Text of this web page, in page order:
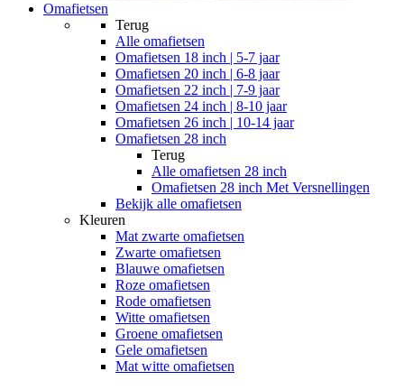
Omafietsen
Terug
Alle omafietsen
Omafietsen 18 inch | 5-7 jaar
Omafietsen 20 inch | 6-8 jaar
Omafietsen 22 inch | 7-9 jaar
Omafietsen 24 inch | 8-10 jaar
Omafietsen 26 inch | 10-14 jaar
Omafietsen 28 inch
Terug
Alle omafietsen 28 inch
Omafietsen 28 inch Met Versnellingen
Bekijk alle omafietsen
Kleuren
Mat zwarte omafietsen
Zwarte omafietsen
Blauwe omafietsen
Roze omafietsen
Rode omafietsen
Witte omafietsen
Groene omafietsen
Gele omafietsen
Mat witte omafietsen